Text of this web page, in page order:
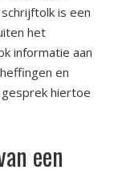
is een
het
informatie aan
en
hiertoe
een